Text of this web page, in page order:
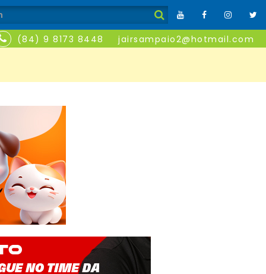
(84) 9 8173 8448 jairsampaio2@hotmail.com